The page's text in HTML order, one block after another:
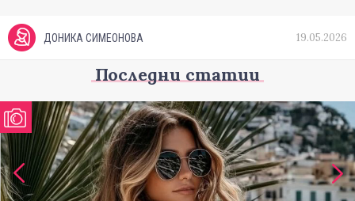
ДОНИКА СИМЕОНОВА 19.05.2026
Последни статии